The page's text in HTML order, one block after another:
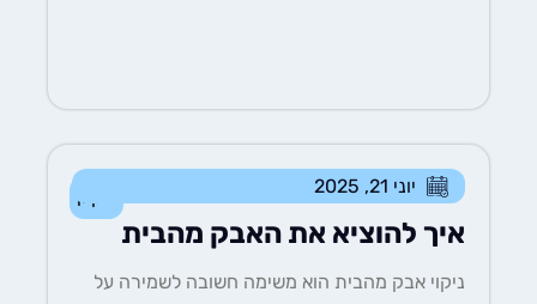
יוני 21, 2025
איך להוציא את האבק מהבית
ניקוי אבק מהבית הוא משימה חשובה לשמירה על